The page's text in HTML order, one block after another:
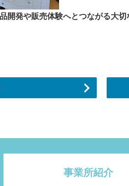
開発や販売体験へとつながる大
事業所紹介